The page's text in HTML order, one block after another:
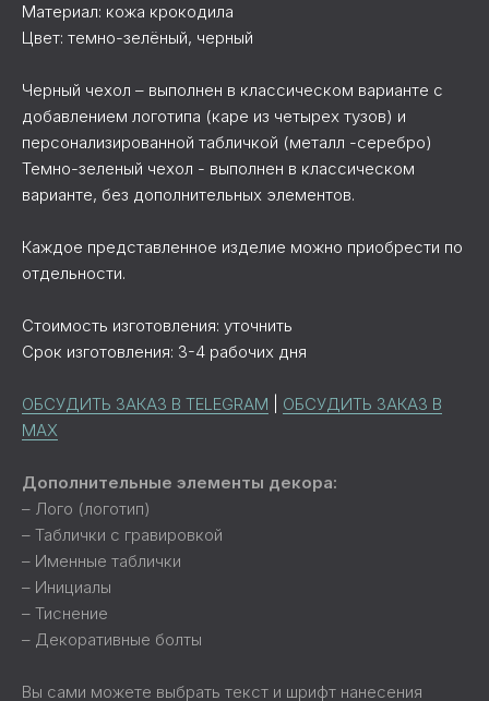
Материал: кожа крокодила
Цвет: темно-зелёный, черный
Черный чехол – выполнен в классическом варианте с
добавлением логотипа (каре из четырех тузов) и
персонализированной табличкой (металл -серебро)
Темно-зеленый чехол - выполнен в классическом
варианте, без дополнительных элементов.
Каждое представленное изделие можно приобрести по
отдельности.
Стоимость изготовления: уточнить
Срок изготовления: 3-4 рабочих дня
ОБСУДИТЬ ЗАКАЗ В TELEGRAM
ОБСУДИТЬ ЗАКАЗ В
MAX
Дополнительные элементы декора:
– Лого (логотип)
– Таблички с гравировкой
– Именные таблички
– Инициалы
– Тиснение
– Декоративные болты
Вы сами можете выбрать текст и шрифт нанесения